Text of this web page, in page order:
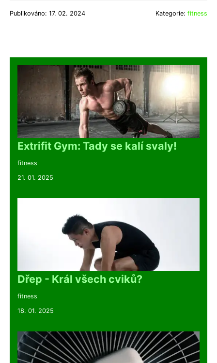
Publikováno: 17. 02. 2024 Kategorie: fitness
Extrifit Gym: Tady se kalí svaly!
fitness
21. 01. 2025
Dřep - Král všech cviků?
fitness
18. 01. 2025